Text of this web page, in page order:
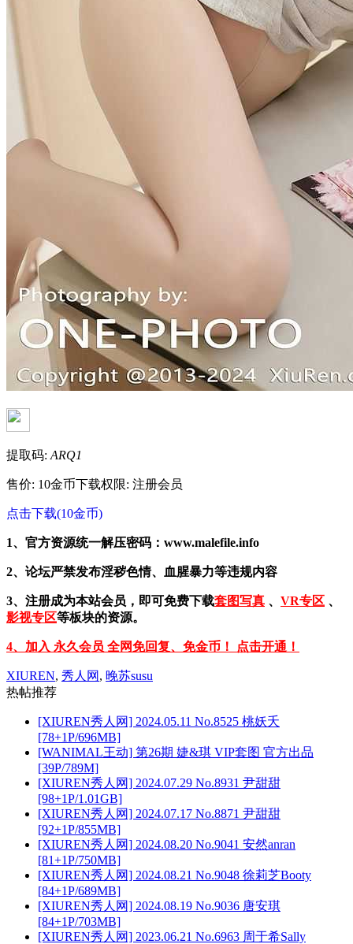
提取码: ARQ1
售价: 10金币下载权限: 注册会员
点击下载(10金币)
1、官方资源统一解压密码：www.malefile.info
2、论坛严禁发布淫秽色情、血腥暴力等违规内容
3、注册成为本站会员，即可免费下载套图写真 、 VR专区 、
影视专区等板块的资源。
4、加入 永久会员 全网免回复、免金币！ 点击开通！
XIUREN, 秀人网 , 晚苏susu
热帖推荐
[XIUREN秀人网] 2024.05.11 No.8525 桃妖夭
[78+1P/696MB]
[WANIMAL王动] 第26期 婕&琪 VIP套图 官方出品
[39P/789M]
[XIUREN秀人网] 2024.07.29 No.8931 尹甜甜
[98+1P/1.01GB]
[XIUREN秀人网] 2024.07.17 No.8871 尹甜甜
[92+1P/855MB]
[XIUREN秀人网] 2024.08.20 No.9041 安然anran
[81+1P/750MB]
[XIUREN秀人网] 2024.08.21 No.9048 徐莉芝Booty
[84+1P/689MB]
[XIUREN秀人网] 2024.08.19 No.9036 唐安琪
[84+1P/703MB]
[XIUREN秀人网] 2023.06.21 No.6963 周于希Sally